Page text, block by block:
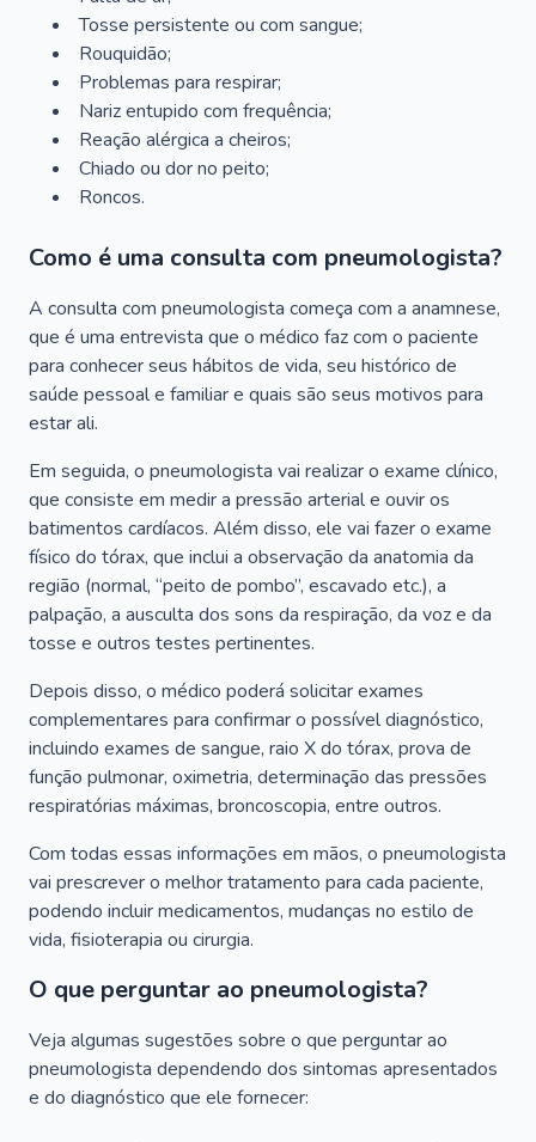
Tosse persistente ou com sangue;
Rouquidão;
Problemas para respirar;
Nariz entupido com frequência;
Reação alérgica a cheiros;
Chiado ou dor no peito;
Roncos.
Como é uma consulta com pneumologista?
A consulta com pneumologista começa com a anamnese,
que é uma entrevista que o médico faz com o paciente
para conhecer seus hábitos de vida, seu histórico de
saúde pessoal e familiar e quais são seus motivos para
estar ali.
Em seguida, o pneumologista vai realizar o exame clínico,
que consiste em medir a pressão arterial e ouvir os
batimentos cardíacos. Além disso, ele vai fazer o exame
físico do tórax, que inclui a observação da anatomia da
região (normal, “peito de pombo”, escavado etc.), a
palpação, a ausculta dos sons da respiração, da voz e da
tosse e outros testes pertinentes.
Depois disso, o médico poderá solicitar exames
complementares para confirmar o possível diagnóstico,
incluindo exames de sangue, raio X do tórax, prova de
função pulmonar, oximetria, determinação das pressões
respiratórias máximas, broncoscopia, entre outros.
Com todas essas informações em mãos, o pneumologista
vai prescrever o melhor tratamento para cada paciente,
podendo incluir medicamentos, mudanças no estilo de
vida, fisioterapia ou cirurgia.
O que perguntar ao pneumologista?
Veja algumas sugestões sobre o que perguntar ao
pneumologista dependendo dos sintomas apresentados
e do diagnóstico que ele fornecer: